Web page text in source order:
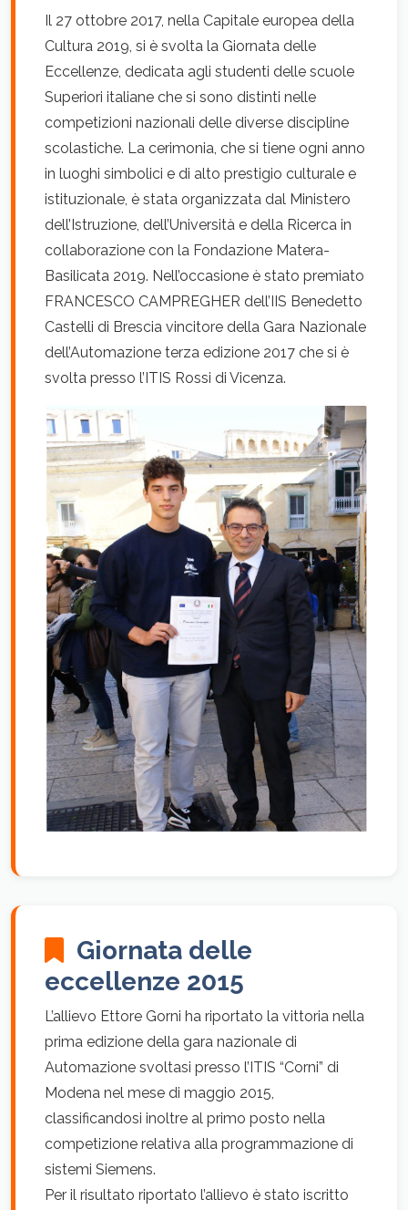
Il 27 ottobre 2017, nella Capitale europea della
Cultura 2019, si è svolta la Giornata delle
Eccellenze, dedicata agli studenti delle scuole
Superiori italiane che si sono distinti nelle
competizioni nazionali delle diverse discipline
scolastiche. La cerimonia, che si tiene ogni anno
in luoghi simbolici e di alto prestigio culturale e
istituzionale, è stata organizzata dal Ministero
dell’Istruzione, dell’Università e della Ricerca in
collaborazione con la Fondazione Matera-
Basilicata 2019. Nell’occasione è stato premiato
FRANCESCO CAMPREGHER dell’IIS Benedetto
Castelli di Brescia vincitore della Gara Nazionale
dell’Automazione terza edizione 2017 che si è
svolta presso l’ITIS Rossi di Vicenza.
Giornata delle
eccellenze 2015
L’allievo Ettore Gorni ha riportato la vittoria nella
prima edizione della gara nazionale di
Automazione svoltasi presso l’ITIS “Corni” di
Modena nel mese di maggio 2015,
classificandosi inoltre al primo posto nella
competizione relativa alla programmazione di
sistemi Siemens.
Per il risultato riportato l’allievo è stato iscritto